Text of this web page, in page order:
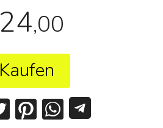
24,00
Kaufen